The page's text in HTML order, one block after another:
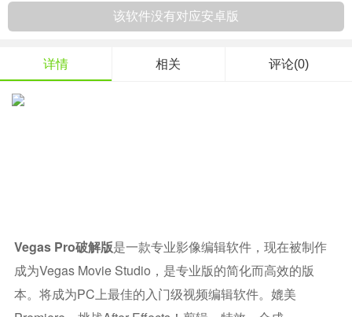
该软件没有对应安卓版
详情 相关 评论(0)
Vegas Pro破解版是一款专业影像编辑软件，现在被制作
成为Vegas Movie Studio，是专业版的简化而高效的版
本。将成为PC上最佳的入门级视频编辑软件。媲美